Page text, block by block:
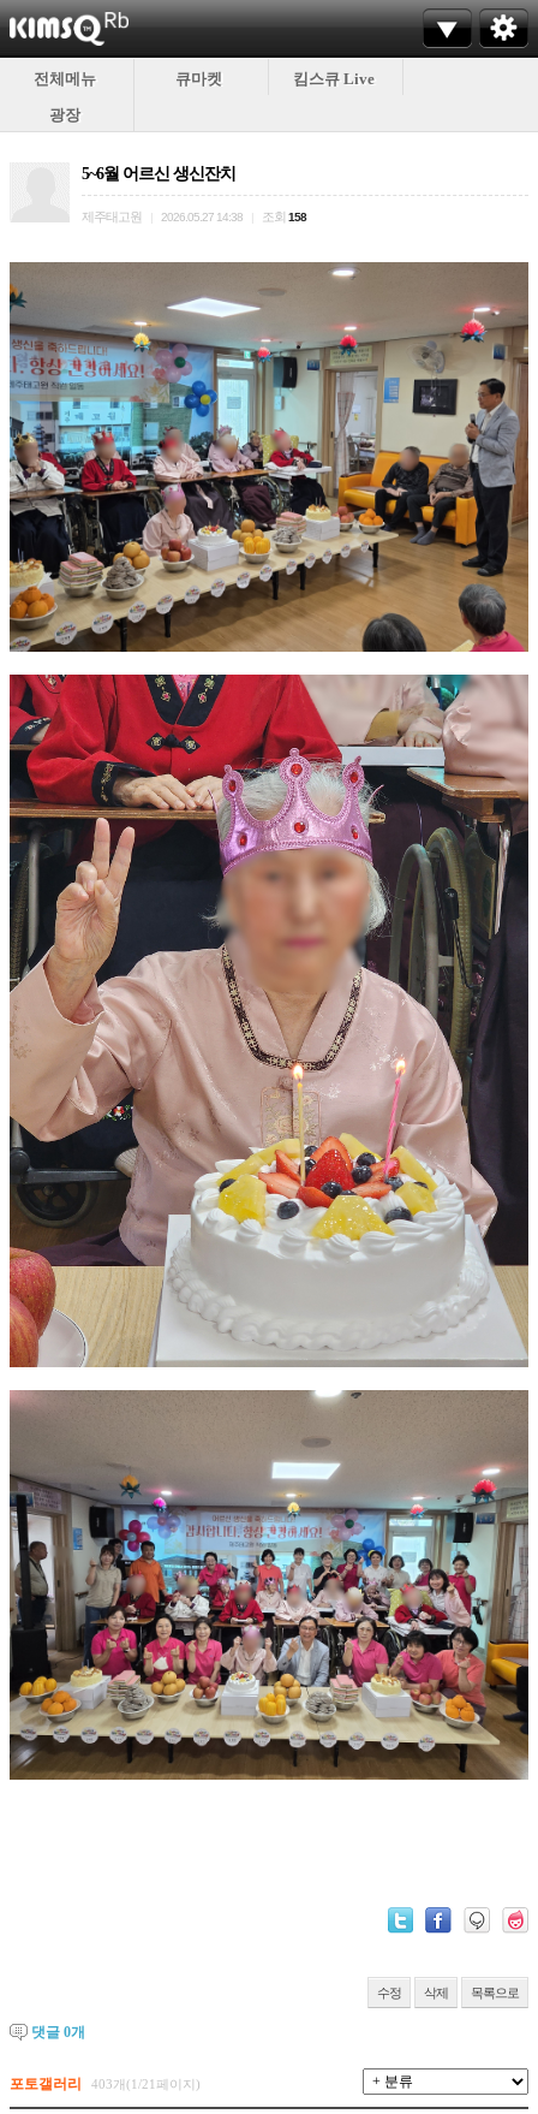
전체메뉴 큐마켓
킴스큐 Live
광장
5~6월 어르신 생신잔치
제주태고원 2026.05.27 14:38 조회 158
수정 삭제 목록으로
댓글 0개
포토갤러리 403개(1/21페이지)